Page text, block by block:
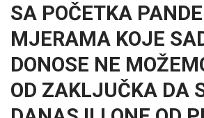
SA POČETKA
MJERAMA KOJE
DONOSE NE
OD ZAKLJUČKA DA